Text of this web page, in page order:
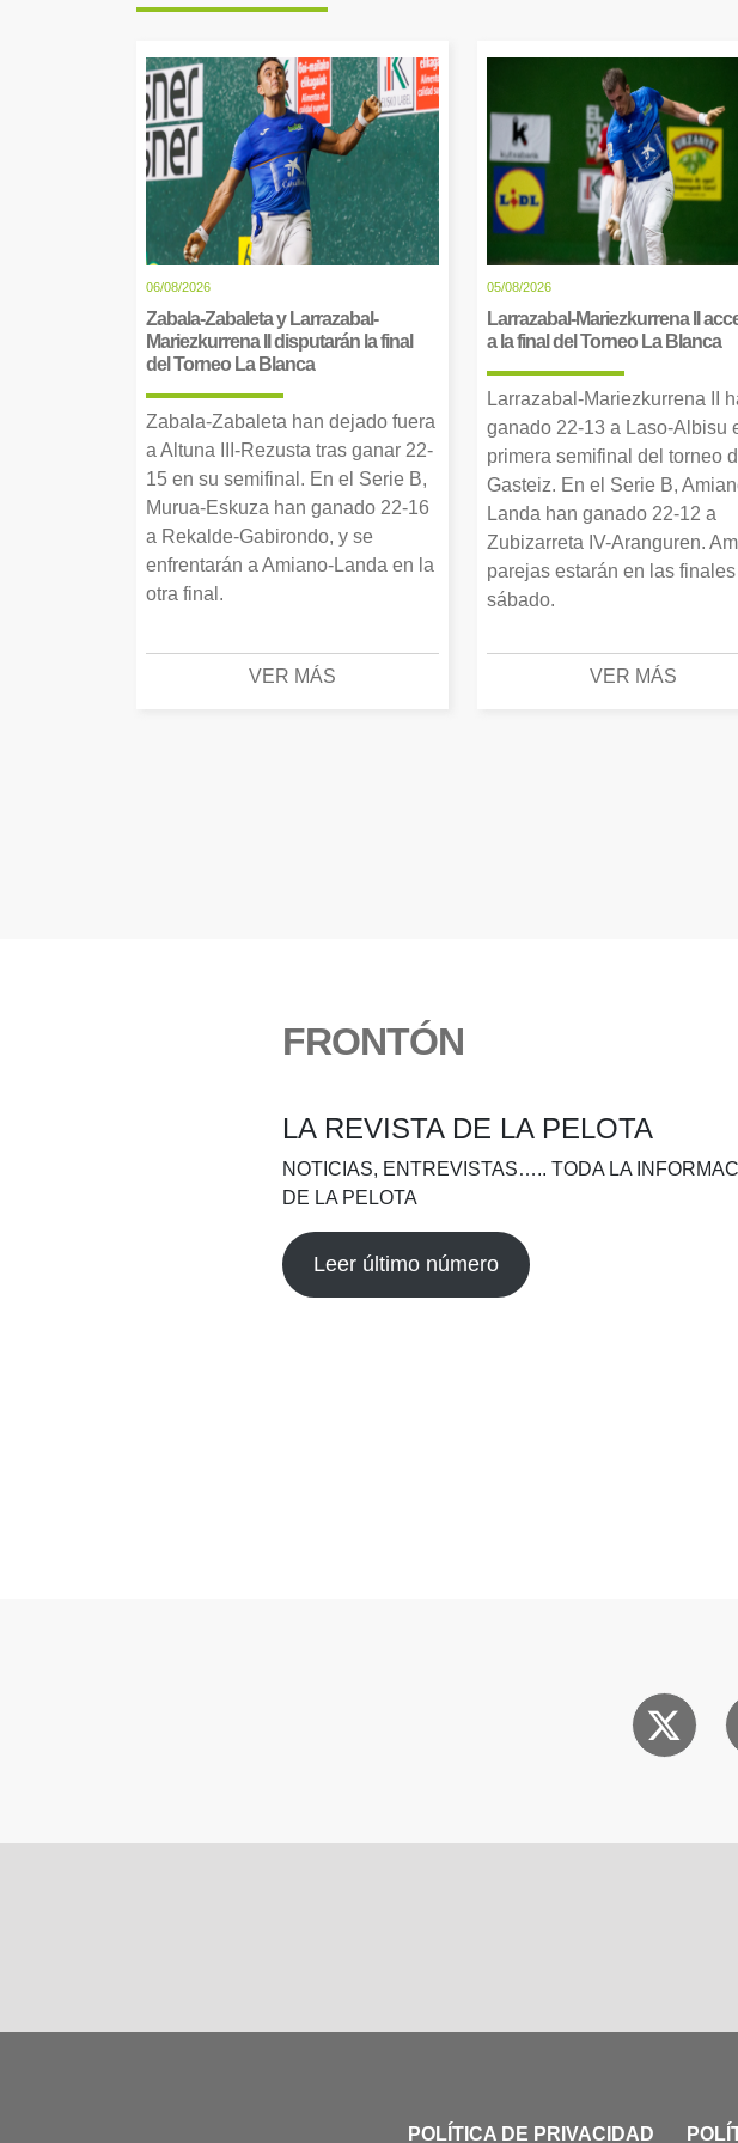
06/08/2026
Zabala-Zabaleta y Larrazabal-
Mariezkurrena II disputarán la final
del Torneo La Blanca
Zabala-Zabaleta han dejado fuera
a Altuna III-Rezusta tras ganar 22-
15 en su semifinal. En el Serie B,
Murua-Eskuza han ganado 22-16
a Rekalde-Gabirondo, y se
enfrentarán a Amiano-Landa en la
otra final.
VER MÁS
05/08/2026
Larrazabal-Mariezkurrena II
a la final del Torneo La Blanca
Larrazabal-Mariezkurrena II
ganado 22-13 a Laso-Albisu
primera semifinal del torneo
Gasteiz. En el Serie B,
Landa han ganado 22-12 a
Zubizarreta IV-Aranguren.
parejas estarán en las finales
sábado.
VER MÁS
FRONTÓN
LA REVISTA DE LA PELOTA
NOTICIAS, ENTREVISTAS….. TODA LA
DE LA PELOTA
Leer último número
POLÍTICA DE PRIVACIDAD